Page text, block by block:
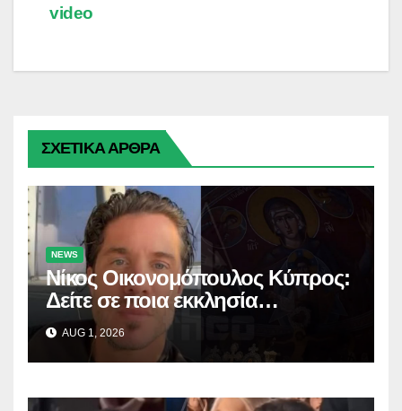
k
video
ΣΧΕΤΙΚΑ ΑΡΘΡΑ
NEWS
Νίκος Οικονομόπουλος Κύπρος:
Δείτε σε ποια εκκλησία
προσκύνησε!
AUG 1, 2026